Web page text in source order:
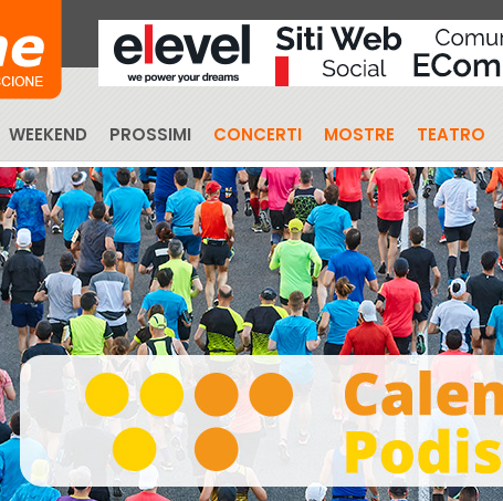
WEEKEND PROSSIMI CONCERTI MOSTRE TEATRO